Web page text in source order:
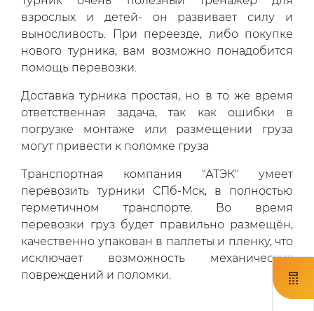
взрослых и детей- он развивает силу и
выносливость. При переезде, либо покупке
нового турника, вам возможно понадобится
помощь перевозки.
Доставка турника простая, но в то же время
ответственная задача, так как ошибки в
погрузке монтаже или размещении груза
могут привести к поломке груза
Транспортная компания "АТЭК" умеет
перевозить турники СПб-Мск, в полностью
герметичном транспорте. Во время
перевозки груз будет правильно размещён,
качественно упакован в паллеты и пленку, что
исключает возможность механических
повреждений и поломки.